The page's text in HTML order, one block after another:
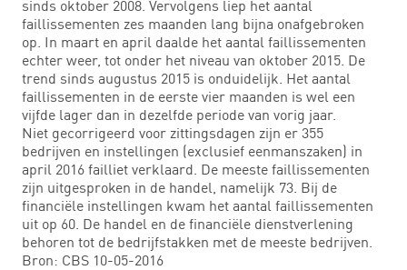
sinds oktober 2008. Vervolgens liep het aantal
faillissementen zes maanden lang bijna onafgebroken
op. In maart en april daalde het aantal faillissementen
echter weer, tot onder het niveau van oktober 2015. De
trend sinds augustus 2015 is onduidelijk. Het aantal
faillissementen in de eerste vier maanden is wel een
vijfde lager dan in dezelfde periode van vorig jaar.
Niet gecorrigeerd voor zittingsdagen zijn er 355
bedrijven en instellingen (exclusief eenmanszaken) in
april 2016 failliet verklaard. De meeste faillissementen
zijn uitgesproken in de handel, namelijk 73. Bij de
financiële instellingen kwam het aantal faillissementen
uit op 60. De handel en de financiële dienstverlening
behoren tot de bedrijfstakken met de meeste bedrijven.
Bron: CBS 10-05-2016